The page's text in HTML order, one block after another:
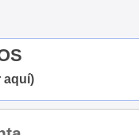
aquí)